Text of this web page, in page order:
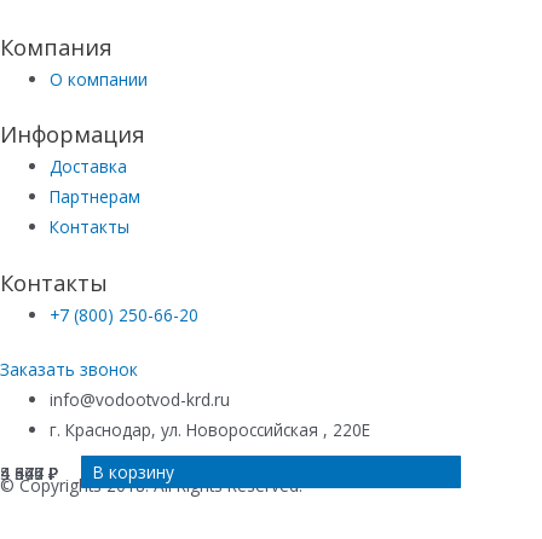
4 547 ₽ В корзину
5 364 ₽ В корзину
4 640 ₽ В корзину
4 475 ₽ В корзину
Компания
О компании
Информация
Доставка
Партнерам
Контакты
Контакты
+7 (800) 250-66-20
Заказать звонок
info@vodootvod-krd.ru
г. Краснодар, ул. Новороссийская , 220Е
© Copyrights 2018. All Rights Reserved.